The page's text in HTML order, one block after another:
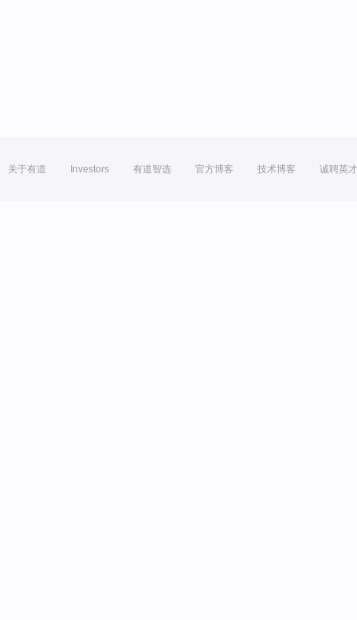
关于有道 Investors 有道智选 官方博客 技术博客 诚聘英才